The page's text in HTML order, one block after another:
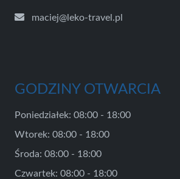
maciej@leko-travel.pl
GODZINY OTWARCIA
Poniedziałek: 08:00 - 18:00
Wtorek: 08:00 - 18:00
Środa: 08:00 - 18:00
Czwartek: 08:00 - 18:00